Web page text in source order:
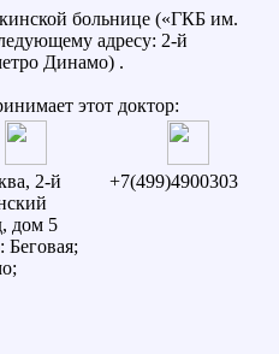
больнице («ГКБ им.
адресу: 2-й
Динамо) .
этот доктор:
2-й
дом 5
Беговая;
+7(499)4900303